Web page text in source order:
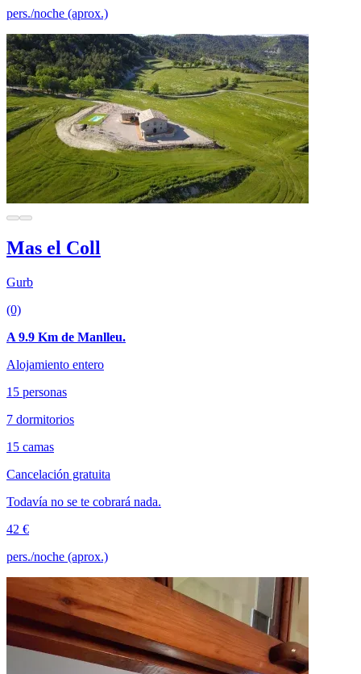
pers./noche (aprox.)
Mas el Coll
Gurb
(0)
A 9.9 Km de Manlleu.
Alojamiento entero
15 personas
7 dormitorios
15 camas
Cancelación gratuita
Todavía no se te cobrará nada.
42 €
pers./noche (aprox.)